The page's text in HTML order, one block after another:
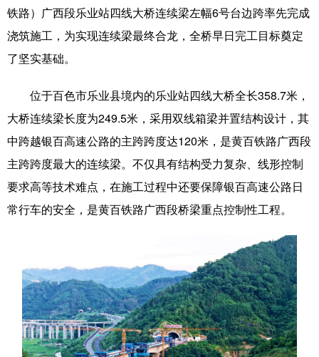
国际 财经 网评 港澳
台湾
健康 军事 访谈 视频
图片 中央文件 金融 汽车
食品 人居 信息化 乡村振兴
溯源中国 城市 旅游 能源
书画 一带一路
亚太网 上市公司 文化产业
地方频道
铁路）广西段乐业站四线大桥连续梁左幅6号台边跨率先完成
浇筑施工，为实现连续梁最终合龙，全桥早日完工目标奠定
了坚实基础。
位于百色市乐业县境内的乐业站四线大桥全长358.7米，
大桥连续梁长度为249.5米，采用双线箱梁并置结构设计，其
中跨越银百高速公路的主跨跨度达120米，是黄百铁路广西段
主跨跨度最大的连续梁。不仅具有结构受力复杂、线形控制
要求高等技术难点，在施工过程中还要保障银百高速公路日
常行车的安全，是黄百铁路广西段桥梁重点控制性工程。